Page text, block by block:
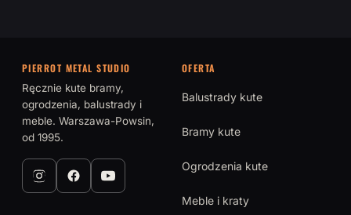
PIERROT METAL STUDIO
Ręcznie kute bramy,
ogrodzenia, balustrady i
meble. Warszawa-Powsin,
od 1995.
OFERTA
Balustrady kute
Bramy kute
Ogrodzenia kute
Meble i kraty